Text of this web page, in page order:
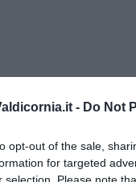
- Do Not
opt-out of the sale,
for targeted